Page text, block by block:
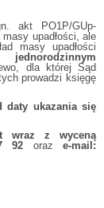
akt PO1P/GUp-
upadłości, ale
masy upadłości
dla której Sąd
prowadzi księgę
daty ukazania się
wraz z wyceną
92 oraz e-mail: